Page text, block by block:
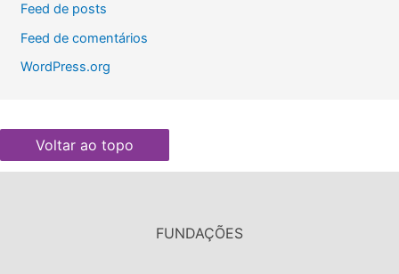
Feed de posts
Feed de comentários
WordPress.org
Voltar ao topo
FUNDAÇÕES